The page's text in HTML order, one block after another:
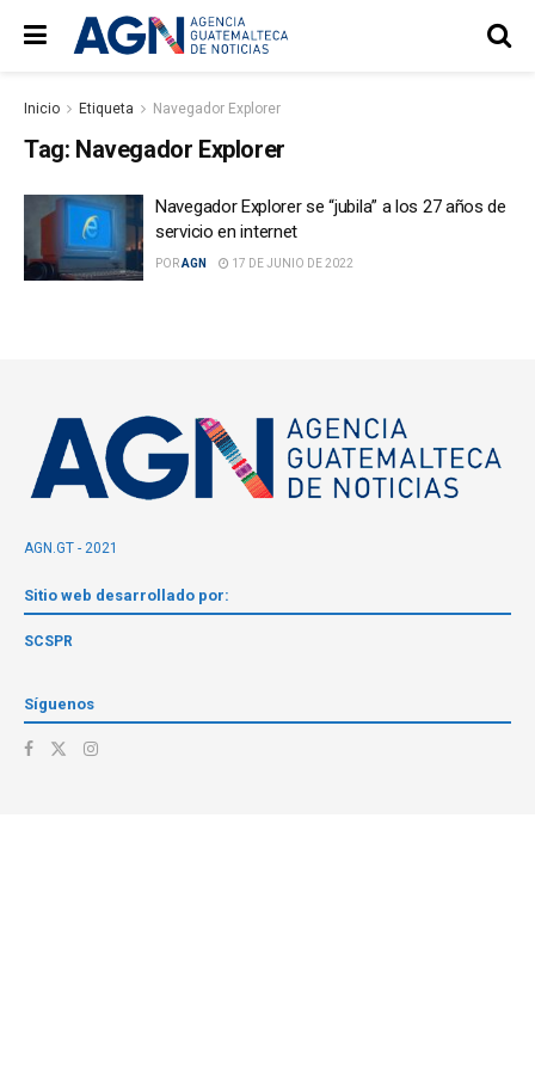
Inicio Etiqueta Navegador Explorer
Tag: Navegador Explorer
Navegador Explorer se “jubila” a los 27 años de
servicio en internet
PORAGN 17 DE JUNIO DE 2022
AGN.GT - 2021
Sitio web desarrollado por:
SCSPR
Síguenos